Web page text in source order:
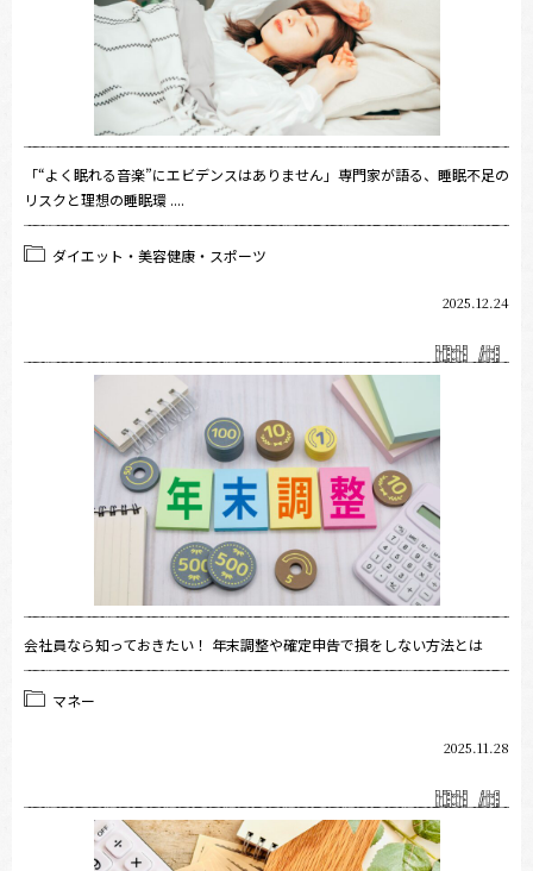
「“よく眠れる音楽”にエビデンスはありません」専門家が語る、睡眠不足の
リスクと理想の睡眠環 ....
ダイエット・美容健康・スポーツ
2025.12.24
会社員なら知っておきたい！ 年末調整や確定申告で損をしない方法とは
マネー
2025.11.28